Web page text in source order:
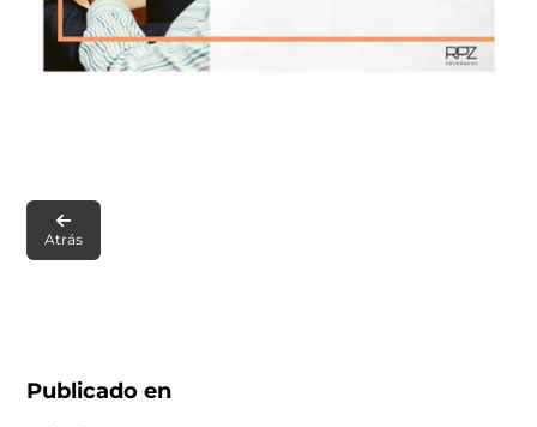

Atrás
Publicado en